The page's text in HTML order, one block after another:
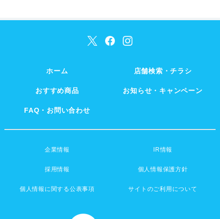
ホーム 店舗検索・チラシ
おすすめ商品 お知らせ・キャンペーン
FAQ・お問い合わせ
企業情報 IR情報
採用情報 個人情報保護方針
個人情報に関する公表事項 サイトのご利用について